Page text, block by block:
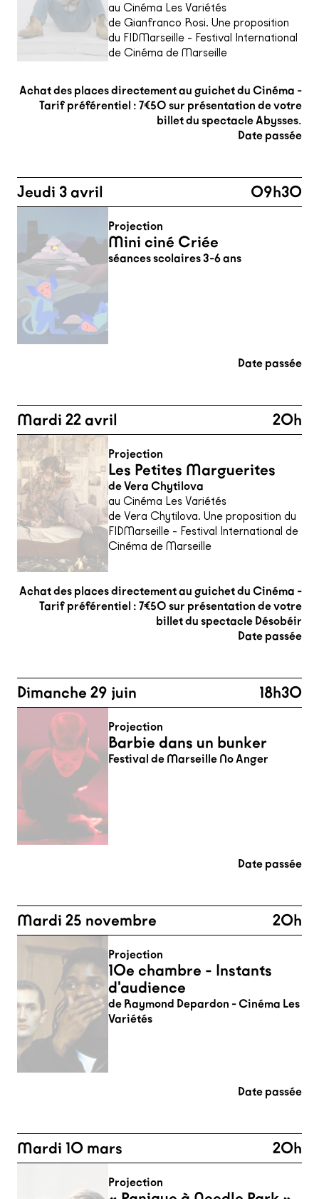
au Cinéma Les Variétés
de Gianfranco Rosi. Une proposition
du FIDMarseille - Festival International
de Cinéma de Marseille
Achat des places directement au guichet du Cinéma -
Tarif préférentiel : 7€50 sur présentation de votre
billet du spectacle Abysses.
Date passée
Jeudi 3 avril 09h30
Projection
Mini ciné Criée
séances scolaires 3-6 ans
Date passée
Mardi 22 avril 20h
Projection
Les Petites Marguerites
de Vera Chytilova
au Cinéma Les Variétés
de Vera Chytilova. Une proposition du
FIDMarseille - Festival International de
Cinéma de Marseille
Achat des places directement au guichet du Cinéma -
Tarif préférentiel : 7€50 sur présentation de votre
billet du spectacle Désobéir
Date passée
Dimanche 29 juin 18h30
Projection
Barbie dans un bunker
Festival de Marseille No Anger
Date passée
Mardi 25 novembre 20h
Projection
10e chambre - Instants
d'audience
de Raymond Depardon - Cinéma Les
Variétés
Date passée
Mardi 10 mars 20h
Projection